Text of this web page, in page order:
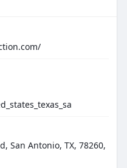
San Antonio, TX, 78260,